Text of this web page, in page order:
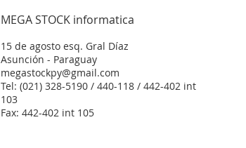
MEGA STOCK informatica
15 de agosto esq. Gral Díaz
Asunción - Paraguay
megastockpy@gmail.com
Tel: (021) 328-5190 / 440-118 / 442-402 int
103
Fax: 442-402 int 105